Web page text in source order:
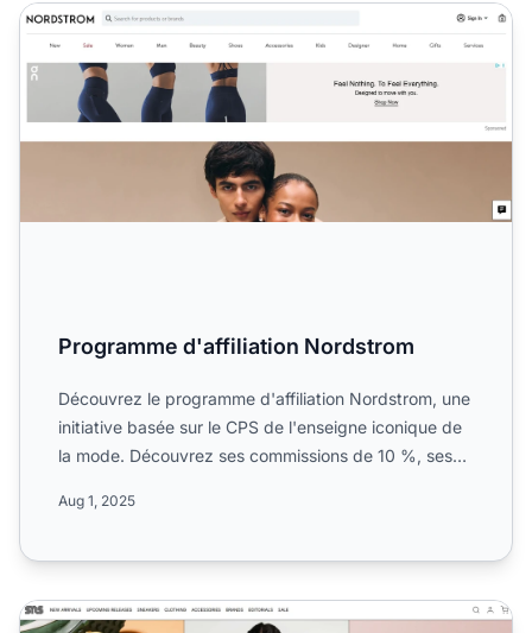
Programme d'affiliation Nordstrom
Programme d'affiliation Nordstrom
Découvrez le programme d'affiliation Nordstrom, une
initiative basée sur le CPS de l'enseigne iconique de
la mode. Découvrez ses commissions de 10 %, ses
Aug 1, 2025
Programme d'affiliation Sneakersnstuff